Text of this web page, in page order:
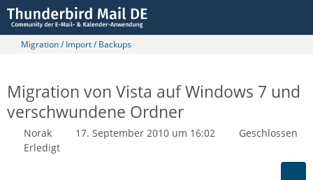
Migration / Import / Backups
Migration von Vista auf Windows 7 und
verschwundene Ordner
Norak 17. September 2010 um 16:02
Geschlossen
Erledigt